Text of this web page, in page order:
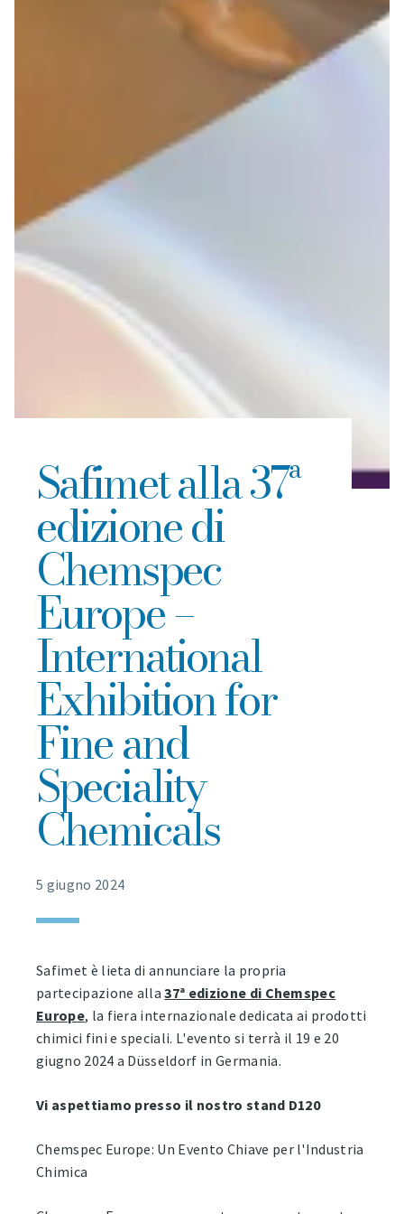
Safimet alla 37ª
edizione di
Chemspec
Europe –
International
Exhibition for
Fine and
Speciality
Chemicals
5 giugno 2024
Safimet è lieta di annunciare la propria
partecipazione alla37ª edizione di Chemspec
Europe, la fiera internazionale dedicata ai prodotti
chimici fini e speciali. L'evento si terrà il 19 e 20
giugno 2024 a Düsseldorf in Germania.
Vi aspettiamo presso il nostro stand D120
Chemspec Europe: Un Evento Chiave per l'Industria
Chimica